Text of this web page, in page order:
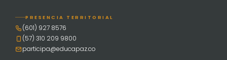
PRESENCIA TERRITORIAL
(601) 927 8576
(57) 310 209 9800
participa@educapaz.co